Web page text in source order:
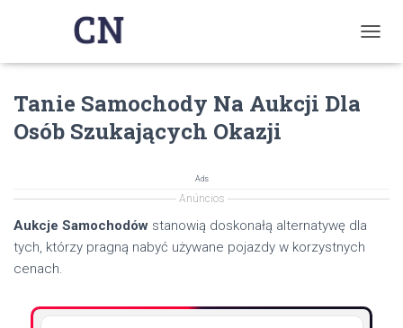
O
I
Tanie Samochody Na Aukcji Dla
Osób Szukających Okazji
Ads
Anúncios
Aukcje Samochodów stanowią doskonałą alternatywę dla
tych, którzy pragną nabyć używane pojazdy w korzystnych
cenach.